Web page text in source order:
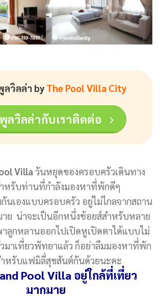
วิลล่า by The Pool Villa City
ลวิลล่ากับเราติดต่อ
Villa วันหยุดของครอบครัวเดินทาง
ำหรับท่านที่กำลังมองหาที่พักดีๆ
นเองแบบครอบครัว อยู่ไม่ไกลจากสถาน
าย น่าจะเป็นอีกหนึ่งช้อยส์สำหรับหลาย
ลูกหลานออกไปเปิดหูเปิดตาได้แบบไม่
มาเที่ยวพัทยาแล้ว ก็อย่าลืมมองหาที่พัก
หรับแฟมิลี่สุขสันต์กันด้วยนะคะ
Pool Villa อยู่ใกล้ที่เที่ยว
มากมาย